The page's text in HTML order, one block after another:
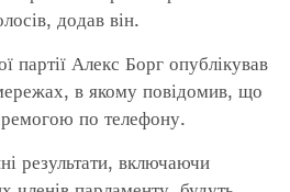
додав він.
партії Алекс Борг опублікував
в якому повідомив, що
по телефону.
результати, включаючи